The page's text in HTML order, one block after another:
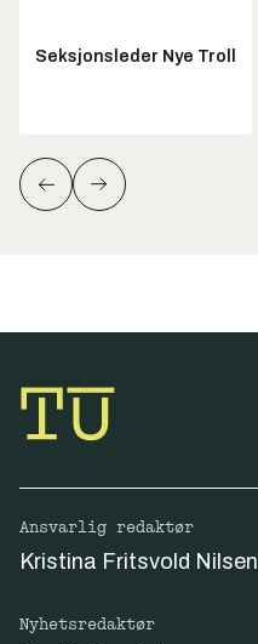
Seksjonsleder Nye Troll
Ansvarlig redaktør
Kristina Fritsvold Nilsen
Nyhetsredaktør